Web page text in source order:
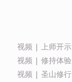
视频 | 上师开示
视频 | 修持体验
视频 | 圣山修行